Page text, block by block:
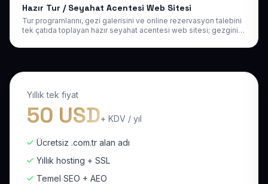
Hazır Tur / Seyahat Acentesi Web Sitesi
Tur programlarını, gezi galerisini ve online rezervasyon talebini
tek çatıda toplayan hazır seyahat acentesi web sitesi; gezginin
Yıllık tek fiyat
50 USD+ KDV / yıl
Ücretsiz .com.tr alan adı
Yıllık hosting + SSL
Temel SEO + AEO